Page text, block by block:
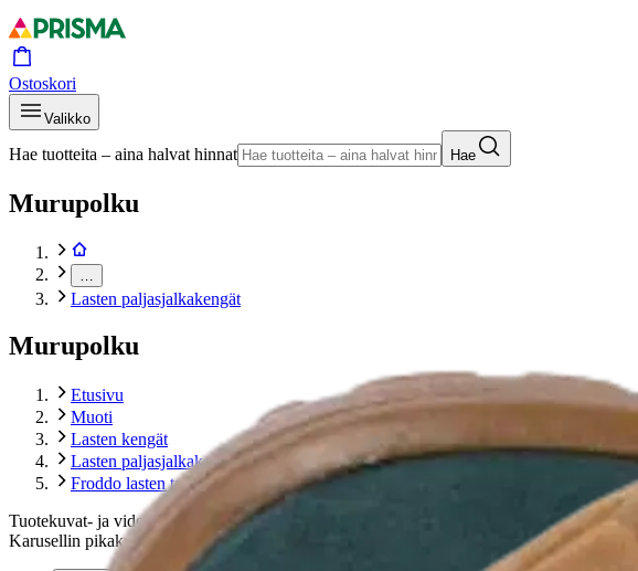
Ostoskori
Valikko
Hae tuotteita – aina halvat hinnat Hae
Murupolku
Lasten paljasjalkakengät
Murupolku
Etusivu
Muoti
Lasten kengät
Lasten paljasjalkakengät
Froddo lasten talvipaljasjalkakenkä UP Tex Winter
Tuotekuvat- ja videot Ohita tuotekuvat
Karusellin pikakuvakkeet